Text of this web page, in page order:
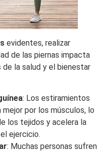
evidentes, realizar
de las piernas impacta
la salud y el bienestar
: Los estiramientos
mejor por los músculos, lo
los tejidos y acelera la
ejercicio.
: Muchas personas sufren